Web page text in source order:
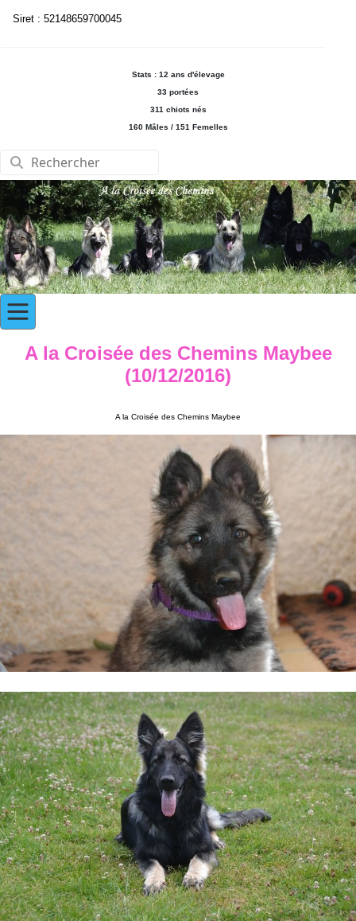
Siret : 52148659700045
Stats : 12 ans d'élevage
33 portées
311 chiots nés
160 Mâles / 151 Femelles
A la Croisée des Chemins Maybee
(10/12/2016)
A la Croisée des Chemins Maybee